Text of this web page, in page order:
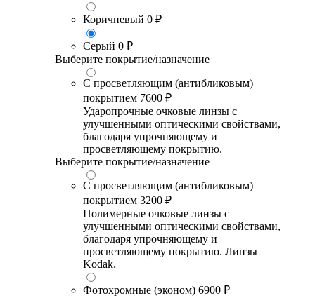
Коричневый 0 ₽
Серый 0 ₽
Выберите покрытие/назначение
С просветляющим (антибликовым)
покрытием 7600 ₽
Ударопрочные очковые линзы с
улучшенными оптическими свойствами,
благодаря упрочняющему и
просветляющему покрытию.
Выберите покрытие/назначение
С просветляющим (антибликовым)
покрытием 3200 ₽
Полимерные очковые линзы с
улучшенными оптическими свойствами,
благодаря упрочняющему и
просветляющему покрытию. Линзы
Kodak.
Фотохромные (эконом) 6900 ₽